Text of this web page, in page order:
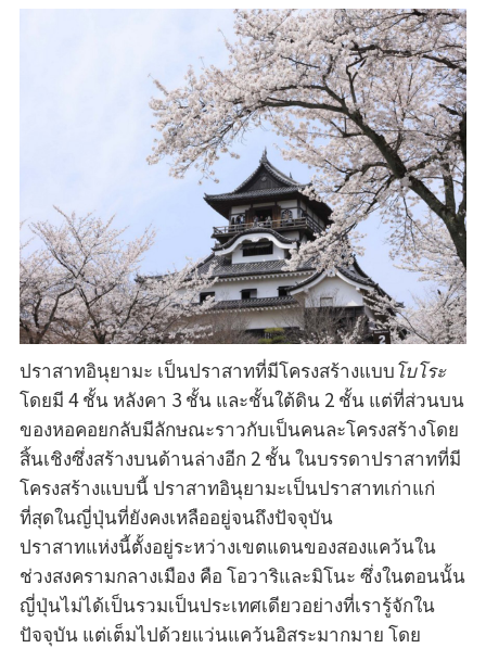
ปราสาทอินุยามะ เป็นปราสาทที่มีโครงสร้างแบบโบโระ
โดยมี 4 ชั้น หลังคา 3 ชั้น และชั้นใต้ดิน 2 ชั้น แต่ที่ส่วนบน
ของหอคอยกลับมีลักษณะราวกับเป็นคนละโครงสร้างโดย
สิ้นเชิงซึ่งสร้างบนด้านล่างอีก 2 ชั้น ในบรรดาปราสาทที่มี
โครงสร้างแบบนี้ ปราสาทอินุยามะเป็นปราสาทเก่าแก่
ที่สุดในญี่ปุ่นที่ยังคงเหลืออยู่จนถึงปัจจุบัน
ปราสาทแห่งนี้ตั้งอยู่ระหว่างเขตแดนของสองแคว้นใน
ช่วงสงครามกลางเมือง คือ โอวาริและมิโนะ ซึ่งในตอนนั้น
ญี่ปุ่นไม่ได้เป็นรวมเป็นประเทศเดียวอย่างที่เรารู้จักใน
ปัจจุบัน แต่เต็มไปด้วยแว่นแคว้นอิสระมากมาย โดย